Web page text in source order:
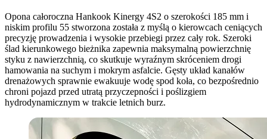
Opona całoroczna Hankook Kinergy 4S2 o szerokości 185 mm i
niskim profilu 55 stworzona została z myślą o kierowcach ceniących
precyzję prowadzenia i wysokie przebiegi przez cały rok. Szeroki
ślad kierunkowego bieżnika zapewnia maksymalną powierzchnię
styku z nawierzchnią, co skutkuje wyraźnym skróceniem drogi
hamowania na suchym i mokrym asfalcie. Gęsty układ kanałów
drenażowych sprawnie ewakuuje wodę spod koła, co bezpośrednio
chroni pojazd przed utratą przyczepności i poślizgiem
hydrodynamicznym w trakcie letnich burz.